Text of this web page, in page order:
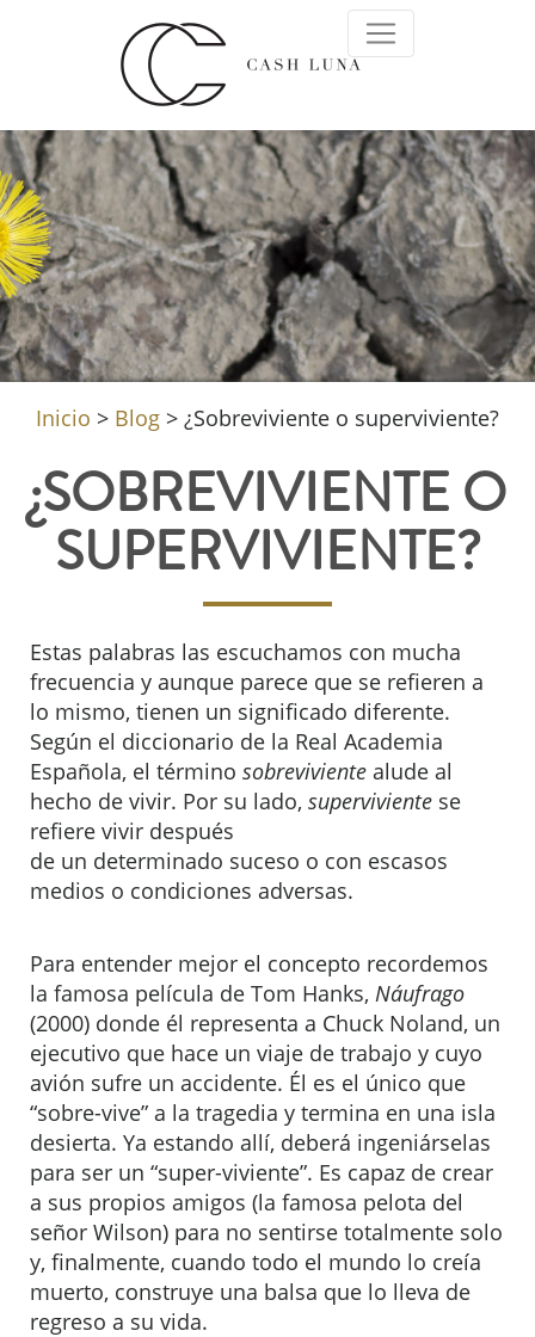
Inicio > Blog > ¿Sobreviviente o superviviente?
¿SOBREVIVIENTE O
SUPERVIVIENTE?
Estas palabras las escuchamos con mucha
frecuencia y aunque parece que se refieren a
lo mismo, tienen un significado diferente.
Según el diccionario de la Real Academia
Española, el término sobreviviente alude al
hecho de vivir. Por su lado, superviviente se
refiere vivir después
de un determinado suceso o con escasos
medios o condiciones adversas.
Para entender mejor el concepto recordemos
la famosa película de Tom Hanks, Náufrago
(2000) donde él representa a Chuck Noland, un
ejecutivo que hace un viaje de trabajo y cuyo
avión sufre un accidente. Él es el único que
“sobre-vive” a la tragedia y termina en una isla
desierta. Ya estando allí, deberá ingeniárselas
para ser un “super-viviente”. Es capaz de crear
a sus propios amigos (la famosa pelota del
señor Wilson) para no sentirse totalmente solo
y, finalmente, cuando todo el mundo lo creía
muerto, construye una balsa que lo lleva de
regreso a su vida.